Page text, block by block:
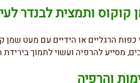
קוקוס ותמצית לבנדר
מסייע להרפיה ועשוי לתמוך
והרפיה